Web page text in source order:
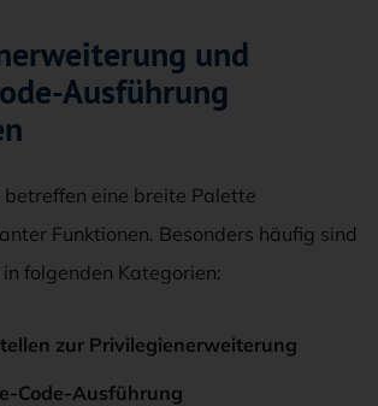
und
Ausführung
betreffen eine breite Palette
Funktionen. Besonders häufig sind
folgenden Kategorien:
zur Privilegienerweiterung
Code-Ausführung